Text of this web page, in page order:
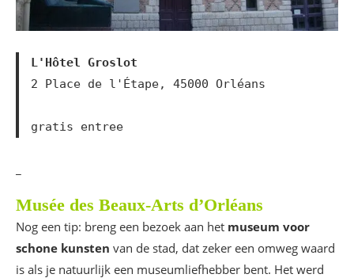
L'Hôtel Groslot
2 Place de l'Étape, 45000 Orléans
gratis entree
Musée des Beaux-Arts d’Orléans
Nog een tip: breng een bezoek aan het museum voor
schone kunsten van de stad, dat zeker een omweg waard
is als je natuurlijk een museumliefhebber bent. Het werd